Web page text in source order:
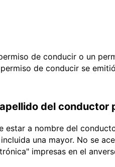
de conducir o un
de conducir se
del conductor
a nombre del
una mayor. No se
impresas en el